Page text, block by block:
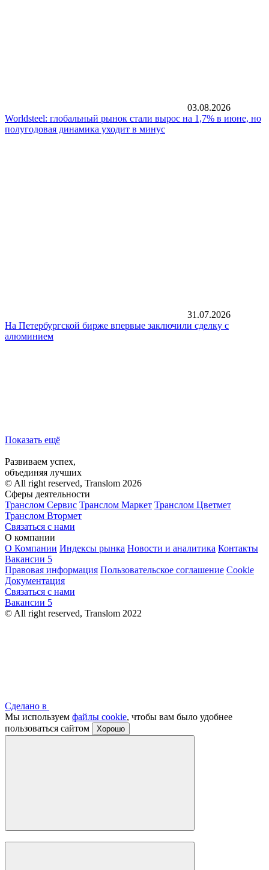
03.08.2026
Worldsteel: глобальный рынок стали вырос на 1,7% в июне, но
полугодовая динамика уходит в минус
31.07.2026
На Петербургской бирже впервые заключили сделку с
алюминием
Показать ещё
Развиваем успех,
объединяя лучших
© All right reserved, Translom 2026
Сферы деятельности
Транслом Сервис Транслом Маркет Транслом Цветмет
Транслом Втормет
Связаться с нами
О компании
О Компании Индексы рынка Новости и аналитика Контакты
Вакансии 5
Правовая информация Пользовательское соглашение Cookie
Документация
Связаться с нами
Вакансии 5
© All right reserved, Translom 2022
Сделано в
Мы используем файлы cookie, чтобы вам было удобнее
пользоваться сайтом
Хорошо